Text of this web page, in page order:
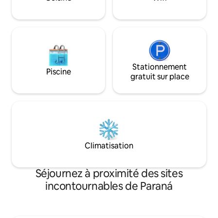
demandez-moi !
Piscine
Stationnement
gratuit sur place
Climatisation
Séjournez à proximité des sites
incontournables de Paraná